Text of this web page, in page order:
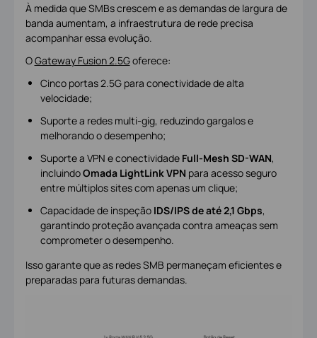
À medida que SMBs crescem e as demandas de largura de
banda aumentam, a infraestrutura de rede precisa
acompanhar essa evolução.
OGateway Fusion 2.5Goferece:
Cinco portas 2.5G para conectividade de alta
velocidade;
Suporte a redes multi-gig, reduzindo gargalos e
melhorando o desempenho;
Suporte a VPN e conectividade Full-Mesh SD-WAN,
incluindoOmada LightLink VPN para acesso seguro
entre múltiplos sites com apenas um clique;
Capacidade de inspeçãoIDS/IPS de até 2,1 Gbps,
garantindo proteção avançada contra ameaças sem
comprometer o desempenho.
Isso garante que as redes SMB permaneçam eficientes e
preparadas para futuras demandas.